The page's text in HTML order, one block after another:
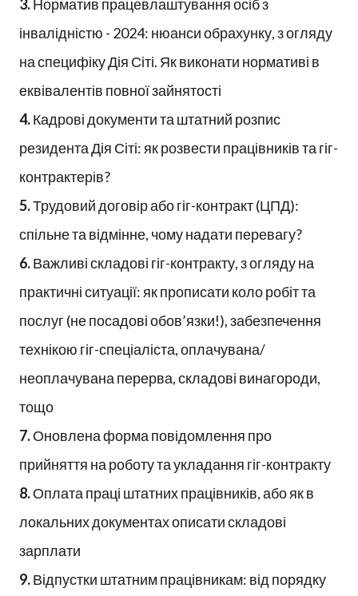
3. Норматив працевлаштування осіб з
інвалідністю - 2024: нюанси обрахунку, з огляду
на специфіку Дія Сіті. Як виконати нормативі в
еквівалентів повної зайнятості
4.Кадрові документи та штатний розпис
резидента Дія Сіті: як розвести працівників та гіг-
контрактерів?
5.Трудовий договір або гіг-контракт (ЦПД):
спільне та відмінне, чому надати перевагу?
6.Важливі складові гіг-контракту, з огляду на
практичні ситуації: як прописати коло робіт та
послуг (не посадові обов’язки!), забезпечення
технікою гіг-спеціаліста, оплачувана/
неоплачувана перерва, складові винагороди,
тощо
7.Оновлена форма повідомлення про
прийняття на роботу та укладання гіг-контракту
8.Оплата праці штатних працівників, або як в
локальних документах описати складові
зарплати
9.Відпустки штатним працівникам: від порядку